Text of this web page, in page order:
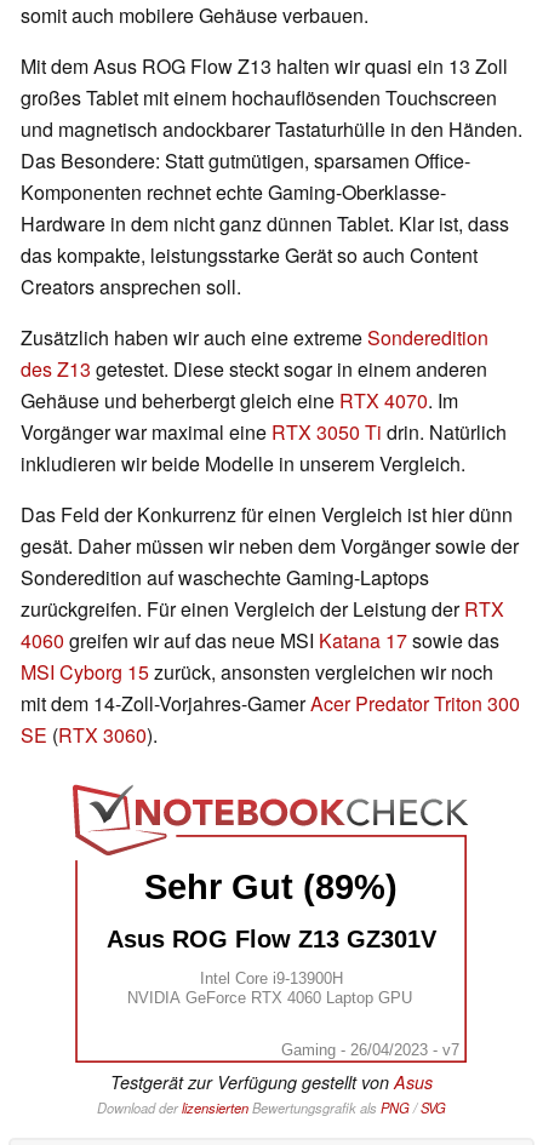
somit auch mobilere Gehäuse verbauen.
Mit dem Asus ROG Flow Z13 halten wir quasi ein 13 Zoll
großes Tablet mit einem hochauflösenden Touchscreen
und magnetisch andockbarer Tastaturhülle in den Händen.
Das Besondere: Statt gutmütigen, sparsamen Office-
Komponenten rechnet echte Gaming-Oberklasse-
Hardware in dem nicht ganz dünnen Tablet. Klar ist, dass
das kompakte, leistungsstarke Gerät so auch Content
Creators ansprechen soll.
Zusätzlich haben wir auch eine extremeSonderedition
des Z13 getestet. Diese steckt sogar in einem anderen
Gehäuse und beherbergt gleich eine RTX 4070. Im
Vorgänger war maximal eine RTX 3050 Ti drin. Natürlich
inkludieren wir beide Modelle in unserem Vergleich.
Das Feld der Konkurrenz für einen Vergleich ist hier dünn
gesät. Daher müssen wir neben dem Vorgänger sowie der
Sonderedition auf waschechte Gaming-Laptops
zurückgreifen. Für einen Vergleich der Leistung derRTX
4060 greifen wir auf das neue MSI Katana 17sowie das
MSI Cyborg 15zurück, ansonsten vergleichen wir noch
mit dem 14-Zoll-Vorjahres-GamerAcer Predator Triton 300
SE (RTX 3060).
Sehr Gut (89%)
Asus ROG Flow Z13 GZ301V
Intel Core i9-13900H
NVIDIA GeForce RTX 4060 Laptop GPU
Gaming - 26/04/2023 - v7
Testgerät zur Verfügung gestellt von Asus
Download derlizensiertenBewertungsgrafik als PNG/SVG